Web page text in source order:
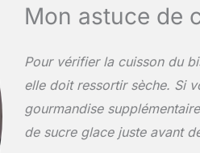
Mon astuce de
Pour vérifier la cuisson du
elle doit ressortir sèche. Si
gourmandise
de sucre glace juste avant